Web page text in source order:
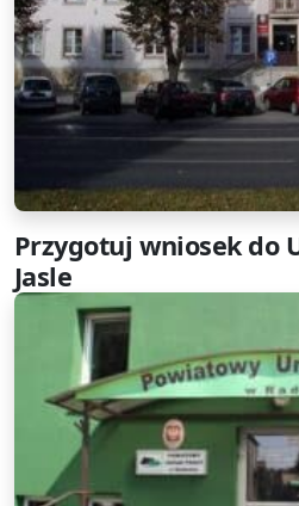
Przygotuj wniosek do
Jasle